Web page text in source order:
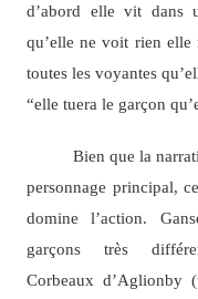
d’abord elle vit dans
qu’elle ne voit rien elle
toutes les voyantes
“elle tuera le garçon
Bien que la
personnage principal,
domine l’action.
garçons très
Corbeaux d’Aglionby